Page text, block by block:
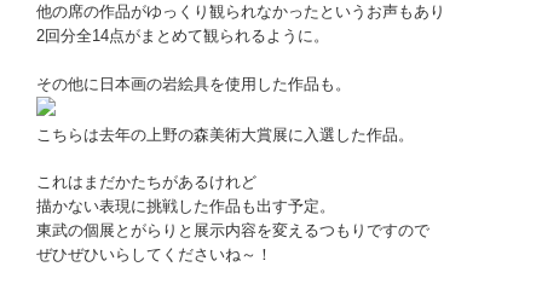
他の席の作品がゆっくり観られなかったというお声もあり
2回分全14点がまとめて観られるように。
その他に日本画の岩絵具を使用した作品も。
こちらは去年の上野の森美術大賞展に入選した作品。
これはまだかたちがあるけれど
描かない表現に挑戦した作品も出す予定。
東武の個展とがらりと展示内容を変えるつもりですので
ぜひぜひいらしてくださいね～！